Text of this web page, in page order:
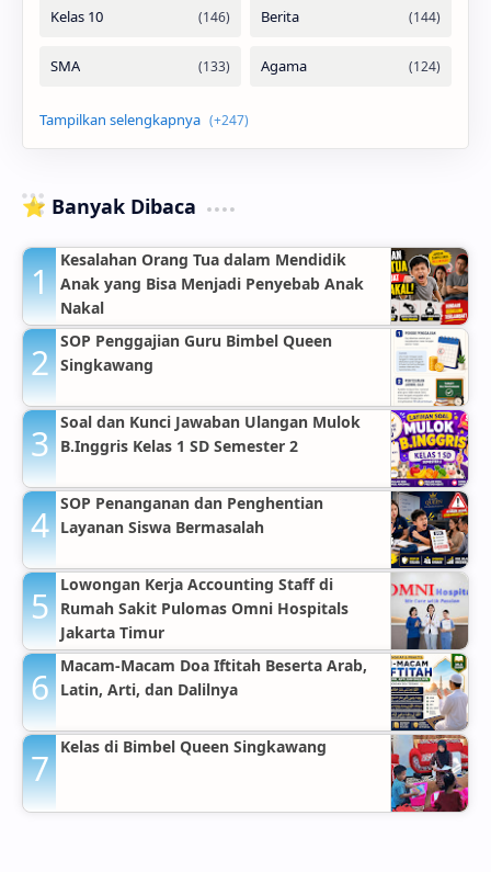
⭐ Banyak Dibaca
Kesalahan Orang Tua dalam Mendidik
Anak yang Bisa Menjadi Penyebab Anak
Nakal
SOP Penggajian Guru Bimbel Queen
Singkawang
Soal dan Kunci Jawaban Ulangan Mulok
B.Inggris Kelas 1 SD Semester 2
SOP Penanganan dan Penghentian
Layanan Siswa Bermasalah
Lowongan Kerja Accounting Staff di
Rumah Sakit Pulomas Omni Hospitals
Jakarta Timur
Macam-Macam Doa Iftitah Beserta Arab,
Latin, Arti, dan Dalilnya
Kelas di Bimbel Queen Singkawang